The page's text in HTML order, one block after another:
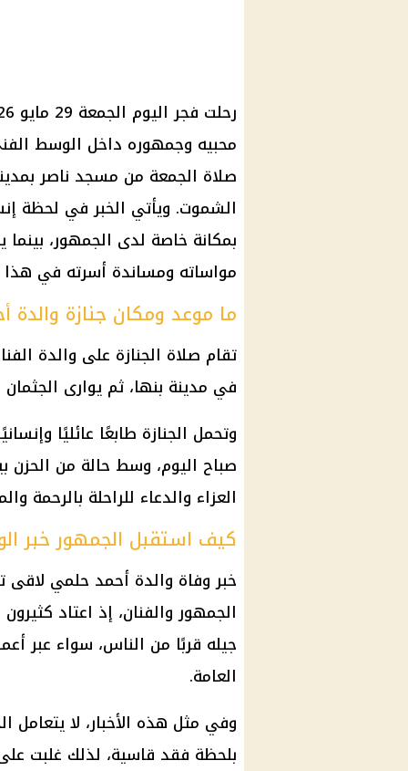
محبيه وجمهوره داخل الوسط
صلاة الجمعة من مسجد ناصر
الشموت. ويأتي الخبر في لحظة
بمكانة خاصة لدى الجمهور،
مواساته ومساندة أسرته في هذا
ما موعد ومكان جنازة
تقام صلاة الجنازة على والدة
في مدينة بنها، ثم يوارى
وتحمل الجنازة طابعًا عائليًا
صباح اليوم، وسط حالة من الحزن
العزاء والدعاء للراحلة بالرحمة
كيف استقبل الجمهور خبر
خبر وفاة والدة أحمد حلمي لاقى
الجمهور والفنان، إذ اعتاد
جيله قربًا من الناس، سواء عبر
العامة.
وفي مثل هذه الأخبار، لا
بلحظة فقد قاسية، لذلك غلبت على